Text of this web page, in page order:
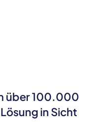
über 100.000
in Sicht